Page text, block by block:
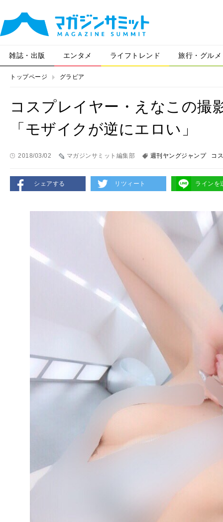
雑誌・出版 エンタメ ライフトレンド 旅行・グルメ
トップページ グラビア
コスプレイヤー・えなこの撮
「モザイクが逆にエロい」
2018/03/02 マガジンサミット編集部 週刊ヤングジャンプ コ
シェアする リツィート ラインを